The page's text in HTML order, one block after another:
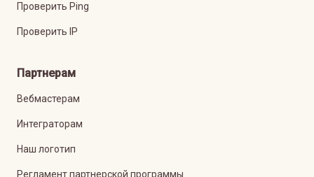
Проверить Ping
Проверить IP
Партнерам
Вебмастерам
Интеграторам
Наш логотип
Регламент партнерской программы